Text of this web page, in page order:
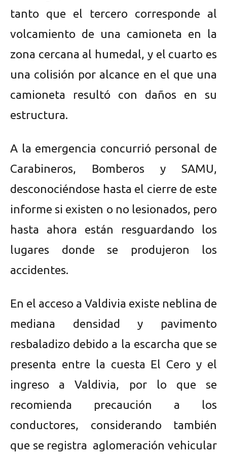
tanto que el tercero corresponde al
volcamiento de una camioneta en la
zona cercana al humedal, y el cuarto es
una colisión por alcance en el que una
camioneta resultó con daños en su
estructura.
A la emergencia concurrió personal de
Carabineros, Bomberos y SAMU,
desconociéndose hasta el cierre de este
informe si existen o no lesionados, pero
hasta ahora están resguardando los
lugares donde se produjeron los
accidentes.
En el acceso a Valdivia existe neblina de
mediana densidad y pavimento
resbaladizo debido a la escarcha que se
presenta entre la cuesta El Cero y el
ingreso a Valdivia, por lo que se
recomienda precaución a los
conductores, considerando también
que se registra aglomeración vehicular